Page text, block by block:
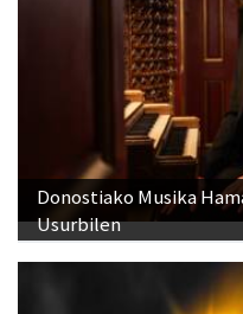
Donostiako Musika
Usurbilen